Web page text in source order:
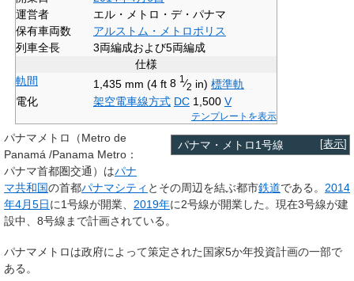
運営者
エル・メトロ・デ・パナマ
保有車両数
アルストム・メトロポリス
列車全長
3両編成および5両編成
仕様
軌間
1,435 mm (4 ft 8 1 ⁄2 in) 標準軌
電化
架空電車線方式 DC 1,500 V
テンプレートを表示
[表示]
パナマ・メトロ1号線
パナマメトロ（Metro de
Panamá /Panama Metro：
パナマ首都圏交通）はパナ
マ共和国の首都パナマシティ とその周辺を結ぶ都市鉄道である。 2014
年4月5日に1号線が開業、 2019年に2号線が開業した。現在3号線が建
設中、8号線まで計画されている。
パナマメトロは政府によって策定された国家5か年投資計画の一部で
ある。